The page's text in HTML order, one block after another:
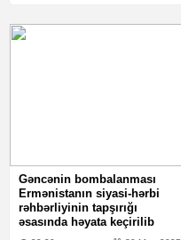
Gəncənin bombalanması
Ermənistanın siyasi-hərbi
rəhbərliyinin tapşırığı
əsasında həyata keçirilib